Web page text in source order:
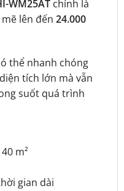
WM25ATchính là
lên đến 24.000
thể nhanh chóng
tích lớn mà vẫn
suốt quá trình
m²
gian dài